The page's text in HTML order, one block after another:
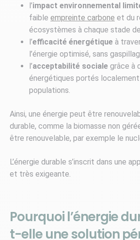
l’impact environnemental
faible empreinte carbone et du
écosystèmes à chaque stade
l’efficacité énergétique à
l’énergie optimisé, sans
l’acceptabilité sociale grâce à
énergétiques portés
populations.
Ainsi, une énergie peut être
durable, comme la biomasse non
être renouvelable, par exemple le
L’énergie durable s’inscrit dans une
et très exigeante.
Pourquoi l’énergie
t-elle une solution